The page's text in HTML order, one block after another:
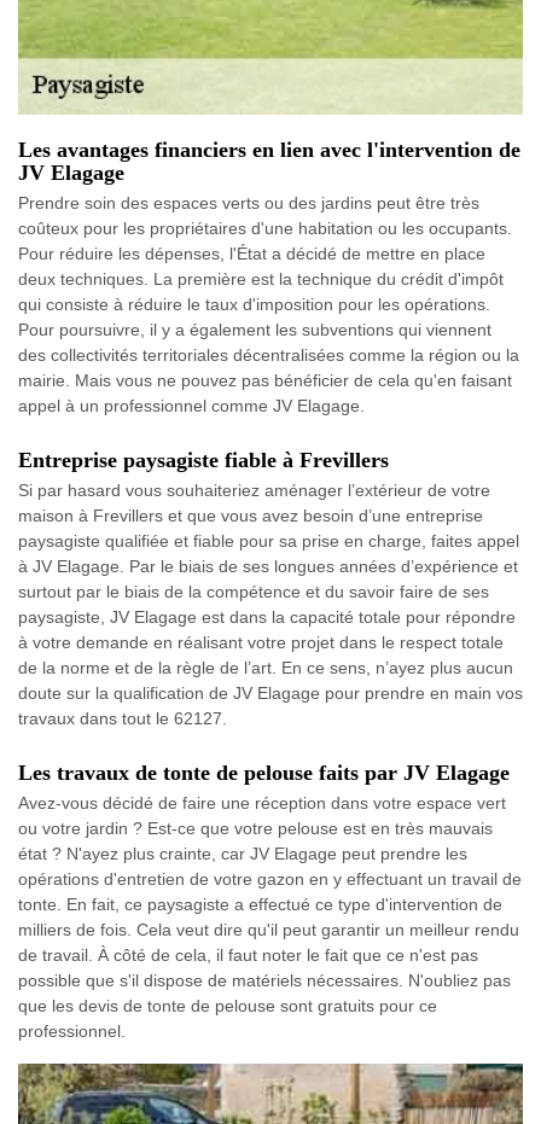
Les avantages financiers en lien avec l'intervention de
JV Elagage
Prendre soin des espaces verts ou des jardins peut être très
coûteux pour les propriétaires d'une habitation ou les occupants.
Pour réduire les dépenses, l'État a décidé de mettre en place
deux techniques. La première est la technique du crédit d'impôt
qui consiste à réduire le taux d'imposition pour les opérations.
Pour poursuivre, il y a également les subventions qui viennent
des collectivités territoriales décentralisées comme la région ou la
mairie. Mais vous ne pouvez pas bénéficier de cela qu'en faisant
appel à un professionnel comme JV Elagage.
Entreprise paysagiste fiable à Frevillers
Si par hasard vous souhaiteriez aménager l’extérieur de votre
maison à Frevillers et que vous avez besoin d’une entreprise
paysagiste qualifiée et fiable pour sa prise en charge, faites appel
à JV Elagage. Par le biais de ses longues années d’expérience et
surtout par le biais de la compétence et du savoir faire de ses
paysagiste, JV Elagage est dans la capacité totale pour répondre
à votre demande en réalisant votre projet dans le respect totale
de la norme et de la règle de l’art. En ce sens, n’ayez plus aucun
doute sur la qualification de JV Elagage pour prendre en main vos
travaux dans tout le 62127.
Les travaux de tonte de pelouse faits par JV Elagage
Avez-vous décidé de faire une réception dans votre espace vert
ou votre jardin ? Est-ce que votre pelouse est en très mauvais
état ? N'ayez plus crainte, car JV Elagage peut prendre les
opérations d'entretien de votre gazon en y effectuant un travail de
tonte. En fait, ce paysagiste a effectué ce type d'intervention de
milliers de fois. Cela veut dire qu'il peut garantir un meilleur rendu
de travail. À côté de cela, il faut noter le fait que ce n'est pas
possible que s'il dispose de matériels nécessaires. N'oubliez pas
que les devis de tonte de pelouse sont gratuits pour ce
professionnel.